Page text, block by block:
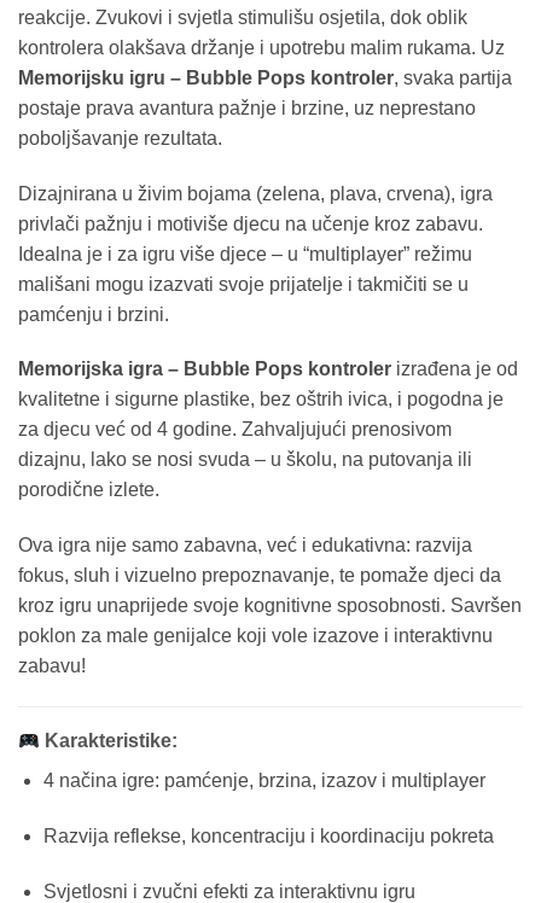
reakcije. Zvukovi i svjetla stimulišu osjetila, dok oblik
kontrolera olakšava držanje i upotrebu malim rukama. Uz
Memorijsku igru – Bubble Pops kontroler, svaka partija
postaje prava avantura pažnje i brzine, uz neprestano
poboljšavanje rezultata.
Dizajnirana u živim bojama (zelena, plava, crvena), igra
privlači pažnju i motiviše djecu na učenje kroz zabavu.
Idealna je i za igru više djece – u “multiplayer” režimu
mališani mogu izazvati svoje prijatelje i takmičiti se u
pamćenju i brzini.
Memorijska igra – Bubble Pops kontroler izrađena je od
kvalitetne i sigurne plastike, bez oštrih ivica, i pogodna je
za djecu već od 4 godine. Zahvaljujući prenosivom
dizajnu, lako se nosi svuda – u školu, na putovanja ili
porodične izlete.
Ova igra nije samo zabavna, već i edukativna: razvija
fokus, sluh i vizuelno prepoznavanje, te pomaže djeci da
kroz igru unaprijede svoje kognitivne sposobnosti. Savršen
poklon za male genijalce koji vole izazove i interaktivnu
zabavu!
Karakteristike:
4 načina igre: pamćenje, brzina, izazov i multiplayer
Razvija reflekse, koncentraciju i koordinaciju pokreta
Svjetlosni i zvučni efekti za interaktivnu igru